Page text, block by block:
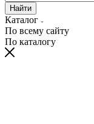
Найти
Каталог
По всему сайту
По каталогу